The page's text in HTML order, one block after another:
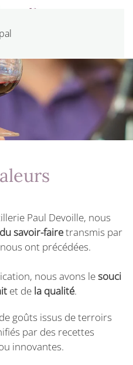
Paul Devoille, nous
savoir-fairetransmis par
ont précédées.
nous avons lesouci
et de la qualité.
goûts issus de terroirs
par des recettes
innovantes.